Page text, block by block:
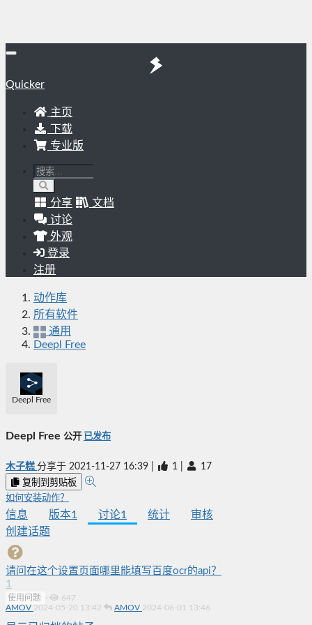
Quicker
主页
下载
专业版
分享
文档
讨论
外观
登录
注册
动作库
所有软件
通用
Deepl Free
Deepl Free
Deepl Free 公开 已发布
木子糕 分享于 2021-11-27 16:39 1 17
复制到剪贴板
如何安装动作？
信息 版本1 讨论1 统计
审核
创建话题
请问在这个设置页面哪里能填写百度ocr的api？
1
使用问题 ·
647
AMOV 2024-05-20 13:42 AMOV 2024-06-01 13:46